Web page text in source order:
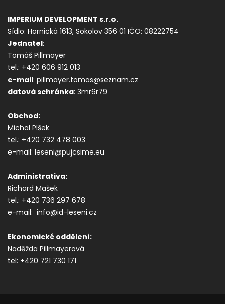
IMPERIUM DEVELOPMENT s.r.o.
Sídlo: Hornická 1613, Sokolov 356 01 IČO: 08222754
Jednatel:
Tomáš Pillmayer
tel.: +420 606 912 013
e-mail: pillmayer.tomas@seznam.cz
datová schránka: 3mr6r79
Obchod:
Michal Plšek
tel.: +420 732 478 003
e-mail: leseni@pujcsime.eu
Administrativa:
Richard Mašek
tel.: +420 736 297 678
e-mail: info@id-leseni.cz
Ekonomické oddělení:
Naděžda Pillmayerová
tel: +420 721 730 171